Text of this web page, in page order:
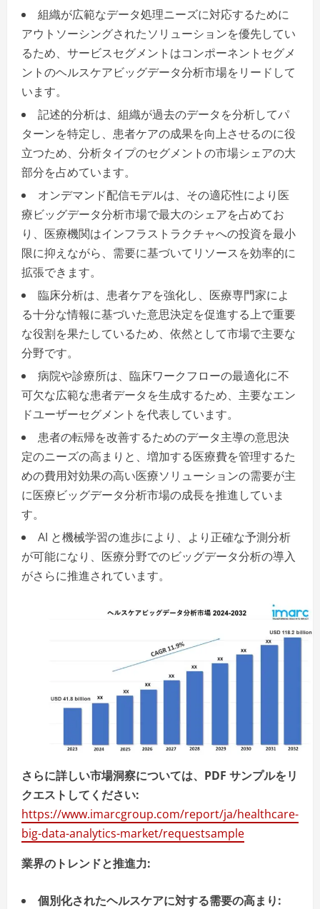
組織が広範なデータ処理ニーズに対応するために
アウトソーシングされたソリューションを優先してい
るため、サービスセグメントはコンポーネントセグメ
ントのヘルスケアビッグデータ分析市場をリードして
います。
記述的分析は、組織が過去のデータを分析してパ
ターンを特定し、患者ケアの成果を向上させるのに役
立つため、分析タイプのセグメントの市場シェアの大
部分を占めています。
オンデマンド配信モデルは、その適応性により医
療ビッグデータ分析市場で最大のシェアを占めてお
り、医療機関はインフラストラクチャへの投資を最小
限に抑えながら、需要に基づいてリソースを効率的に
拡張できます。
臨床分析は、患者ケアを強化し、医療専門家によ
る十分な情報に基づいた意思決定を促進する上で重要
な役割を果たしているため、依然として市場で主要な
分野です。
病院や診療所は、臨床ワークフローの最適化に不
可欠な広範な患者データを生成するため、主要なエン
ドユーザーセグメントを代表しています。
患者の転帰を改善するためのデータ主導の意思決
定のニーズの高まりと、増加する医療費を管理するた
めの費用対効果の高い医療ソリューションの需要が主
に医療ビッグデータ分析市場の成長を推進していま
す。
AI と機械学習の進歩により、より正確な予測分析
が可能になり、医療分野でのビッグデータ分析の導入
がさらに推進されています。
さらに詳しい市場洞察については、PDF サンプルをリ
クエストしてください:
https://www.imarcgroup.com/report/ja/healthcare-
big-data-analytics-market/requestsample
業界のトレンドと推進力:
個別化されたヘルスケアに対する需要の高まり: